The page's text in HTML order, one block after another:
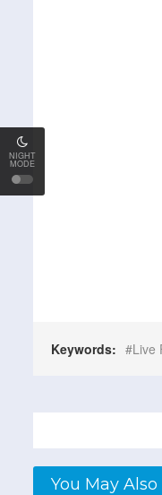
NIGHT
MODE
Keywords: Live
You May Also